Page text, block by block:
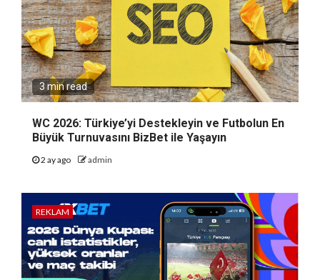
3 min read
WC 2026: Türkiye’yi Destekleyin ve Futbolun En
Büyük Turnuvasını BizBet ile Yaşayın
2 ay ago admin
REKLAM